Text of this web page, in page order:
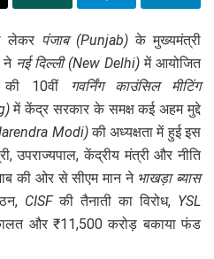
लेकर पंजाब (Punjab) के मुख्यमंत्री
ने नई दिल्ली (New Delhi) में आयोजित
की 10वीं
गवर्निंग काउंसिल मीटिंग
में केंद्र सरकार के समक्ष कई अहम मुद्दे
Modi)की अध्यक्षता में हुई इस
उपराज्यपाल, केंद्रीय मंत्री और नीति
की ओर से सीएम मान ने भाखड़ा ब्यास
CISFकी तैनाती का विरोध, YSL
और ₹11,500 करोड़ बकाया फंड